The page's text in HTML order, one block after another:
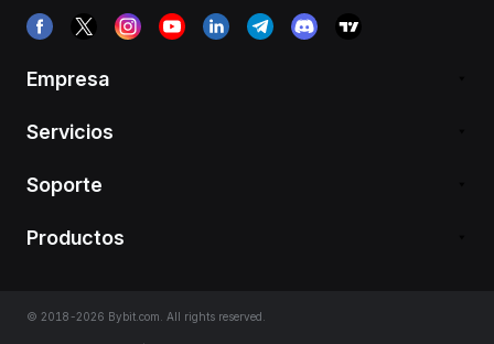
Empresa
Servicios
Soporte
Productos
© 2018-2026 Bybit.com. All rights reserved.